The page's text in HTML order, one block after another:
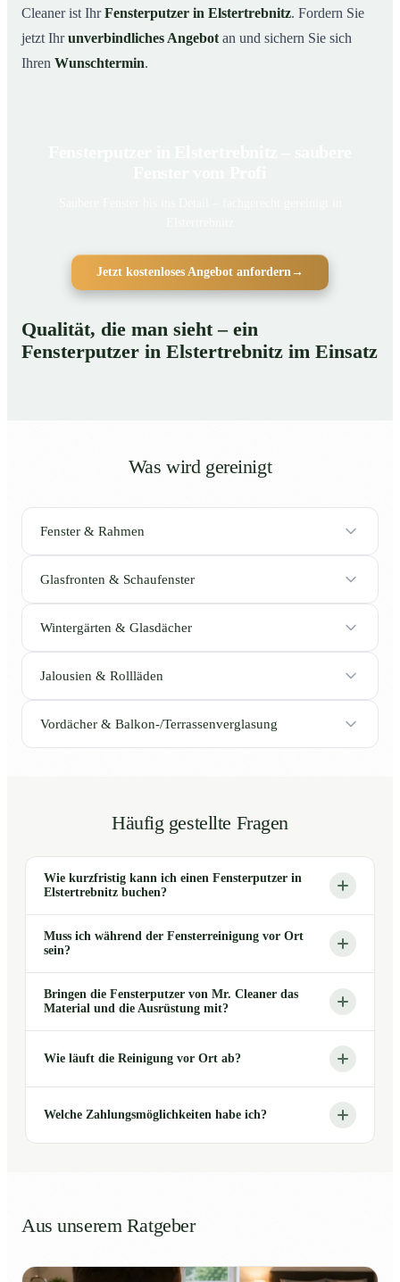
Cleaner ist IhrFensterputzer in Elstertrebnitz. Fordern Sie
jetzt Ihrunverbindliches Angebot an und sichern Sie sich
Ihren Wunschtermin.
Jetzt kostenloses Angebot anfordern→
Qualität, die man sieht – ein
Fensterputzer in Elstertrebnitz im Einsatz
Was wird gereinigt
Fenster & Rahmen
Glasfronten & Schaufenster
Wintergärten & Glasdächer
Jalousien & Rollläden
Vordächer & Balkon-/Terrassenverglasung
Häufig gestellte Fragen
Wie kurzfristig kann ich einen Fensterputzer in
Elstertrebnitz buchen?
Muss ich während der Fensterreinigung vor Ort
sein?
Bringen die Fensterputzer von Mr. Cleaner das
Material und die Ausrüstung mit?
Wie läuft die Reinigung vor Ort ab?
Welche Zahlungsmöglichkeiten habe ich?
Aus unserem Ratgeber